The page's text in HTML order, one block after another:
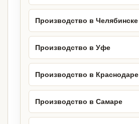
Производство в Челябинске
Производство в Уфе
Производство в Краснодаре
Производство в Самаре